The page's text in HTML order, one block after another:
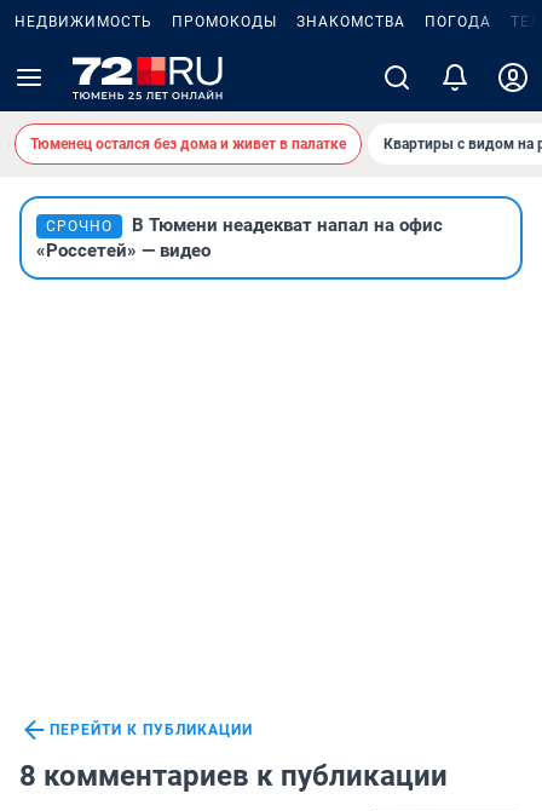
НЕДВИЖИМОСТЬ ПРОМОКОДЫ ЗНАКОМСТВА ПОГОДА
Тюменец остался без дома и живет в палатке Квартиры с видом на
СРОЧНО
В Тюмени неадекват напал на офис
«Россетей» — видео
ПЕРЕЙТИ К ПУБЛИКАЦИИ
8 комментариев к публикации